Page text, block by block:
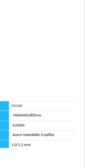
HS34D
740X440X185mm
SUS304
Acero inoxidable (cepillo)
1,0/1,2 mm